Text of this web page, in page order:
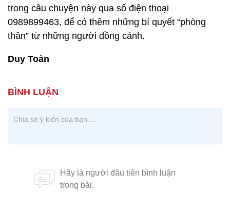
trong câu chuyện này qua số điện thoại
0989899463, để có thêm những bí quyết “phòng
thân” từ những người đồng cảnh.
Duy Toàn